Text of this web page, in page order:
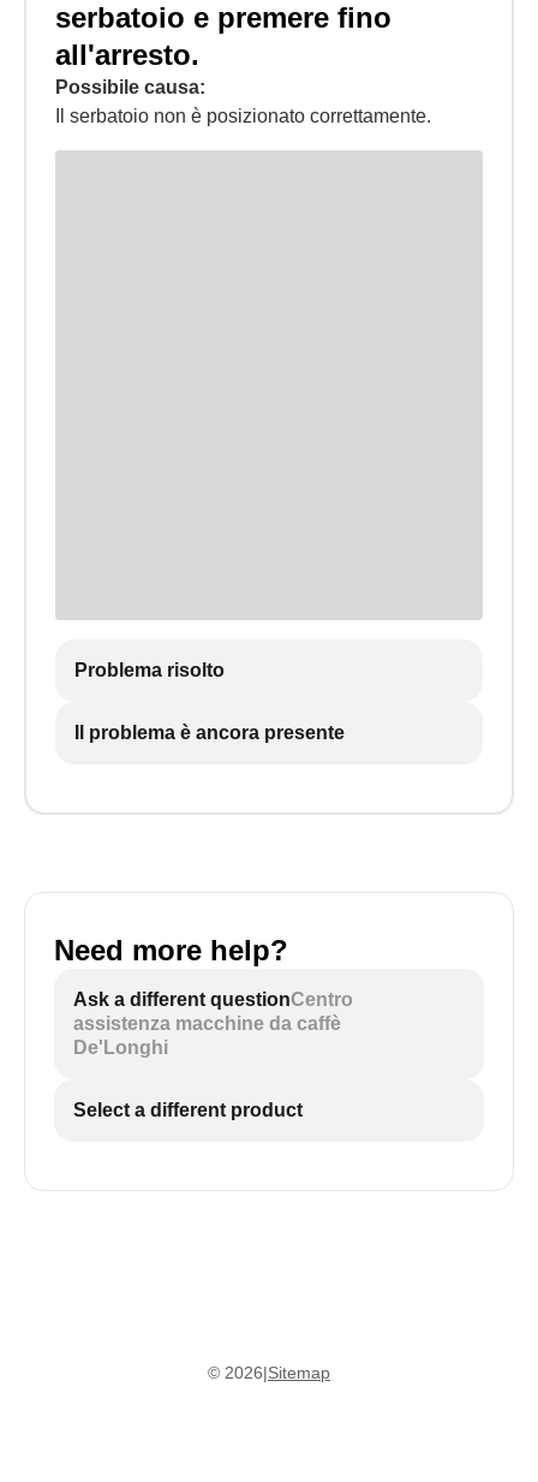
serbatoio e premere fino
all'arresto.
Possibile causa:
Il serbatoio non è posizionato correttamente.
Problema risolto
Il problema è ancora presente
Need more help?
Ask a different questionCentro
assistenza macchine da caffè
De'Longhi
Select a different product
© 2026|Sitemap